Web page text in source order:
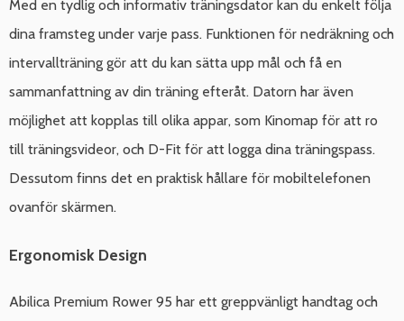
Med en tydlig och informativ träningsdator kan du enkelt följa
dina framsteg under varje pass. Funktionen för nedräkning och
intervallträning gör att du kan sätta upp mål och få en
sammanfattning av din träning efteråt. Datorn har även
möjlighet att kopplas till olika appar, som Kinomap för att ro
till träningsvideor, och D-Fit för att logga dina träningspass.
Dessutom finns det en praktisk hållare för mobiltelefonen
ovanför skärmen.
Ergonomisk Design
Abilica Premium Rower 95 har ett greppvänligt handtag och